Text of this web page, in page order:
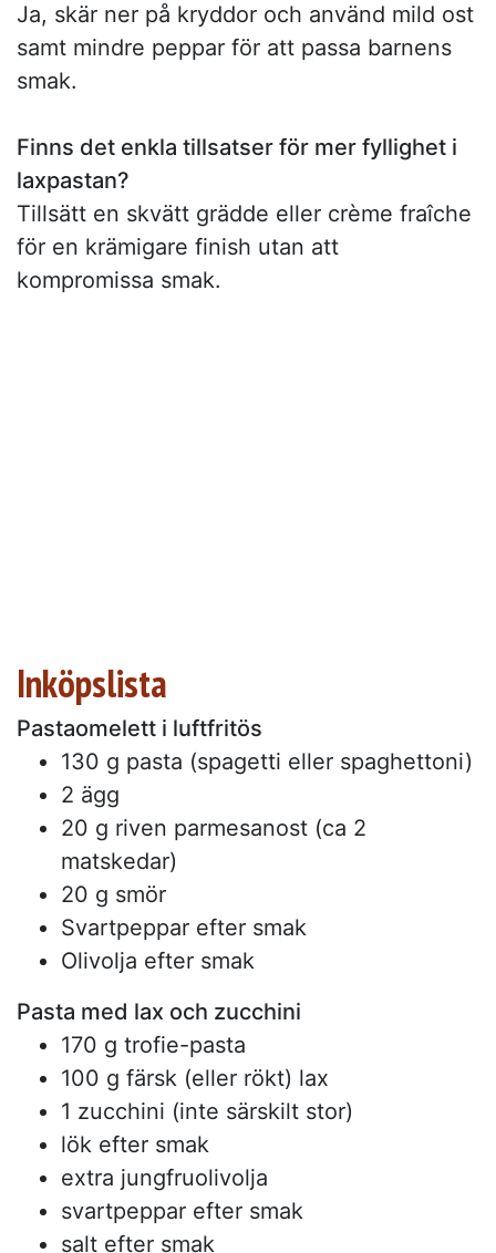
Ja, skär ner på kryddor och använd mild ost
samt mindre peppar för att passa barnens
smak.
Finns det enkla tillsatser för mer fyllighet i
laxpastan?
Tillsätt en skvätt grädde eller crème fraîche
för en krämigare finish utan att
kompromissa smak.
Inköpslista
Pastaomelett i luftfritös
130 g pasta (spagetti eller spaghettoni)
2 ägg
20 g riven parmesanost (ca 2
matskedar)
20 g smör
Svartpeppar efter smak
Olivolja efter smak
Pasta med lax och zucchini
170 g trofie-pasta
100 g färsk (eller rökt) lax
1 zucchini (inte särskilt stor)
lök efter smak
extra jungfruolivolja
svartpeppar efter smak
salt efter smak